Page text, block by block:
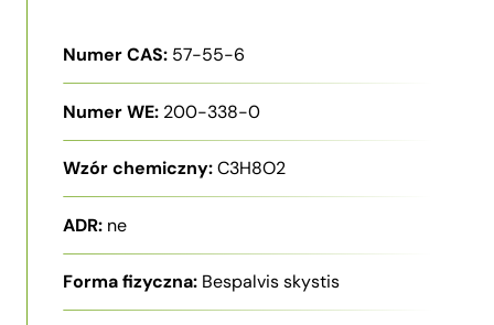
Numer CAS: 57-55-6
Numer WE: 200-338-0
Wzór chemiczny:C3H8O2
ADR: ne
Forma fizyczna: Bespalvis skystis